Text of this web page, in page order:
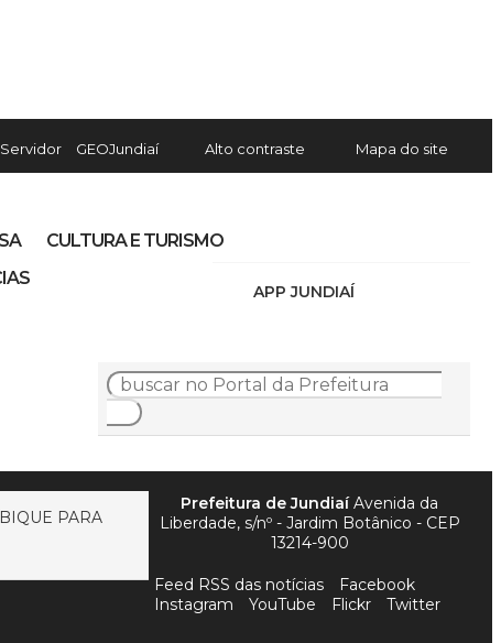
GEOJundiaí Alto contraste Mapa do site
APP JUNDIAÍ
CULTURA E TURISMO
PARA
Prefeitura de JundiaíAvenida da
Liberdade, s/nº - Jardim Botânico - CEP
13214-900
Feed RSS das notícias
Facebook
Instagram
YouTube Flickr Twitter